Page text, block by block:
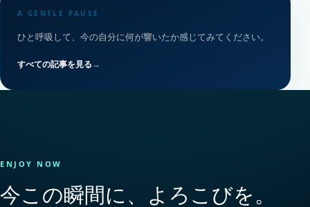
A GENTLE PAUSE
ひと呼吸して、今の自分に何が響いたか感じてみてください。
すべての記事を見る→
ENJOY NOW
今この瞬間に、よろこびを。